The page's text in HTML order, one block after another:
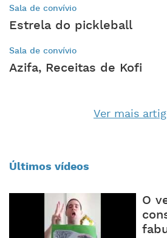
Sala de convívio
Estrela do pickleball
Sala de convívio
Azifa, Receitas de Kofi
Ver mais
Últimos vídeos
O